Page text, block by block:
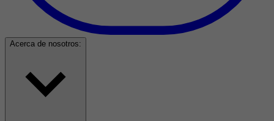
Acerca de nosotros: